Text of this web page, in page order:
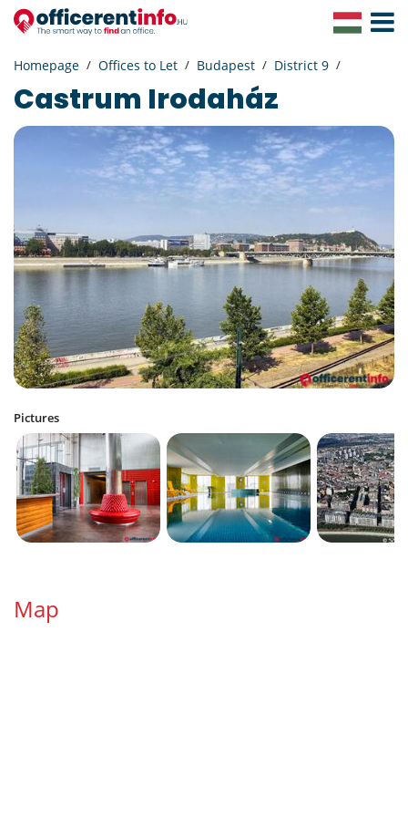
Toggle
Homepage Offices to Let Budapest District 9
Castrum Irodaház
Pictures
Map